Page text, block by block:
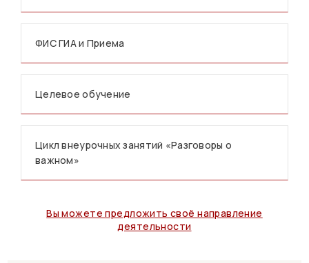
ФИС ГИА и Приема
Целевое обучение
Цикл внеурочных занятий «Разговоры о
важном»
Вы можете предложить своё направление
деятельности